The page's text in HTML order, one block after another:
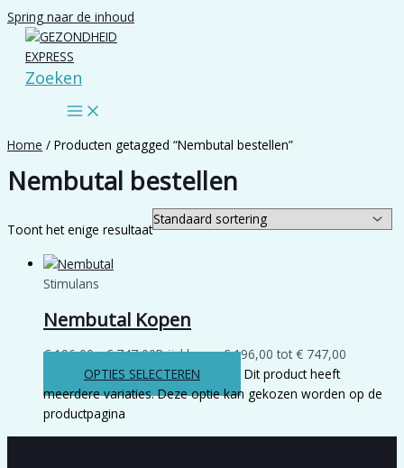
Spring naar de inhoud
Zoeken
Home / Producten getagged “Nembutal bestellen”
Nembutal bestellen
Toont het enige resultaat
Stimulans
Nembutal Kopen
€196,00 - €747,00Prijsklasse: € 196,00 tot € 747,00
OPTIES SELECTEREN
Dit product heeft
meerdere variaties. Deze optie kan gekozen worden op de
productpagina